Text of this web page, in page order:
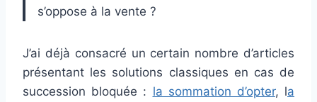
s’oppose à la vente ?
J’ai déjà consacré un certain nombre d’articles
présentant les solutions classiques en cas de
succession bloquée : la sommation d’opter, la